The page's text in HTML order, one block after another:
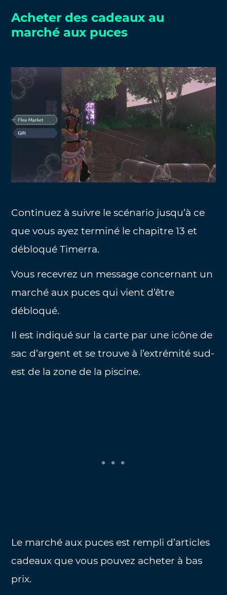
Acheter des cadeaux au
marché aux puces
Continuez à suivre le scénario jusqu’à ce
que vous ayez terminé le chapitre 13 et
débloqué Timerra.
Vous recevrez un message concernant un
marché aux puces qui vient d’être
débloqué.
Il est indiqué sur la carte par une icône de
sac d’argent et se trouve à l’extrémité sud-
est de la zone de la piscine.
Le marché aux puces est rempli d’articles
cadeaux que vous pouvez acheter à bas
prix.